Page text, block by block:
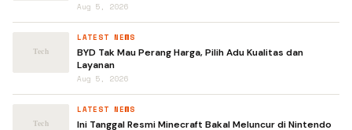
Aug 5, 2026
LATEST NEWS
BYD Tak Mau Perang Harga, Pilih Adu Kualitas dan
Layanan
Aug 5, 2026
LATEST NEWS
Ini Tanggal Resmi Minecraft Bakal Meluncur di Nintendo